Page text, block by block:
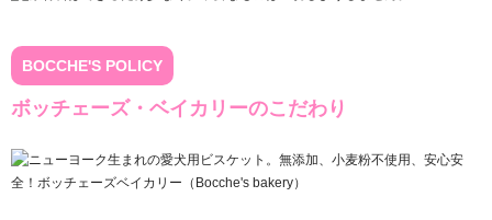
BOCCHE'S POLICY
ボッチェーズ・ベイカリーのこだわり